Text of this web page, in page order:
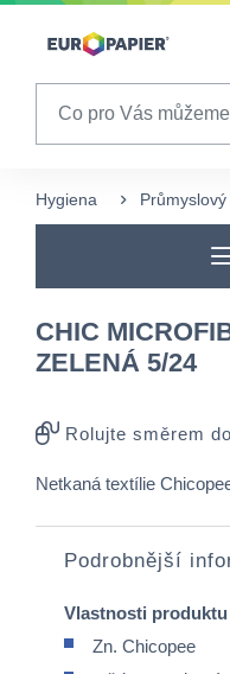
Table Of Content
Hygiena
CHIC
ZELENÁ 5/24
Rolujte směrem
Netkaná textílie
Podrobnější
Vlastnosti produktu
Zn. Chicopee